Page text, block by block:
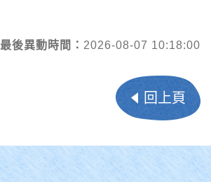
最後異動時間： 2026-08-07 10:18:00
回上頁